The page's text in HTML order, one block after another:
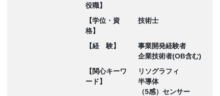
役職】
【学位・資
格】
技術士
【経 験】
事業開発経験者
企業技術者(OB含む)
【関心キーワ
ード】
リソグラフィ
半導体
（5感）センサー